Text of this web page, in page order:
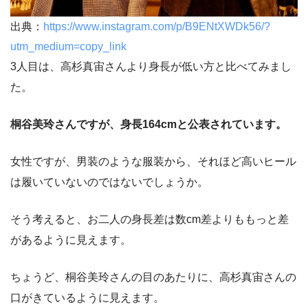
出典： https://www.instagram.com/p/B9ENtXWDk56/?
utm_medium=copy_link
3人目は、高杉真宙さんより身長が低い方と比べてみまし
た。
桐谷美玲さんですが、身長164cmと公表されています。
女性ですが、男装のような服装から、それほど高いヒール
は履いていないのではないでしょうか。
そう考えると、お二人の身長差は数cm差よりももっと差
があるように見えます。
ちょうど、桐谷美玲さんの目のあたりに、高杉真宙さんの
口がきているように見えます。